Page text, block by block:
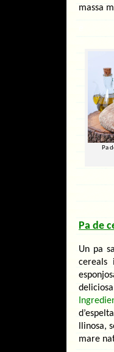
massa
Pa
Pa de
Un pa
cereals
llinosa,
mare